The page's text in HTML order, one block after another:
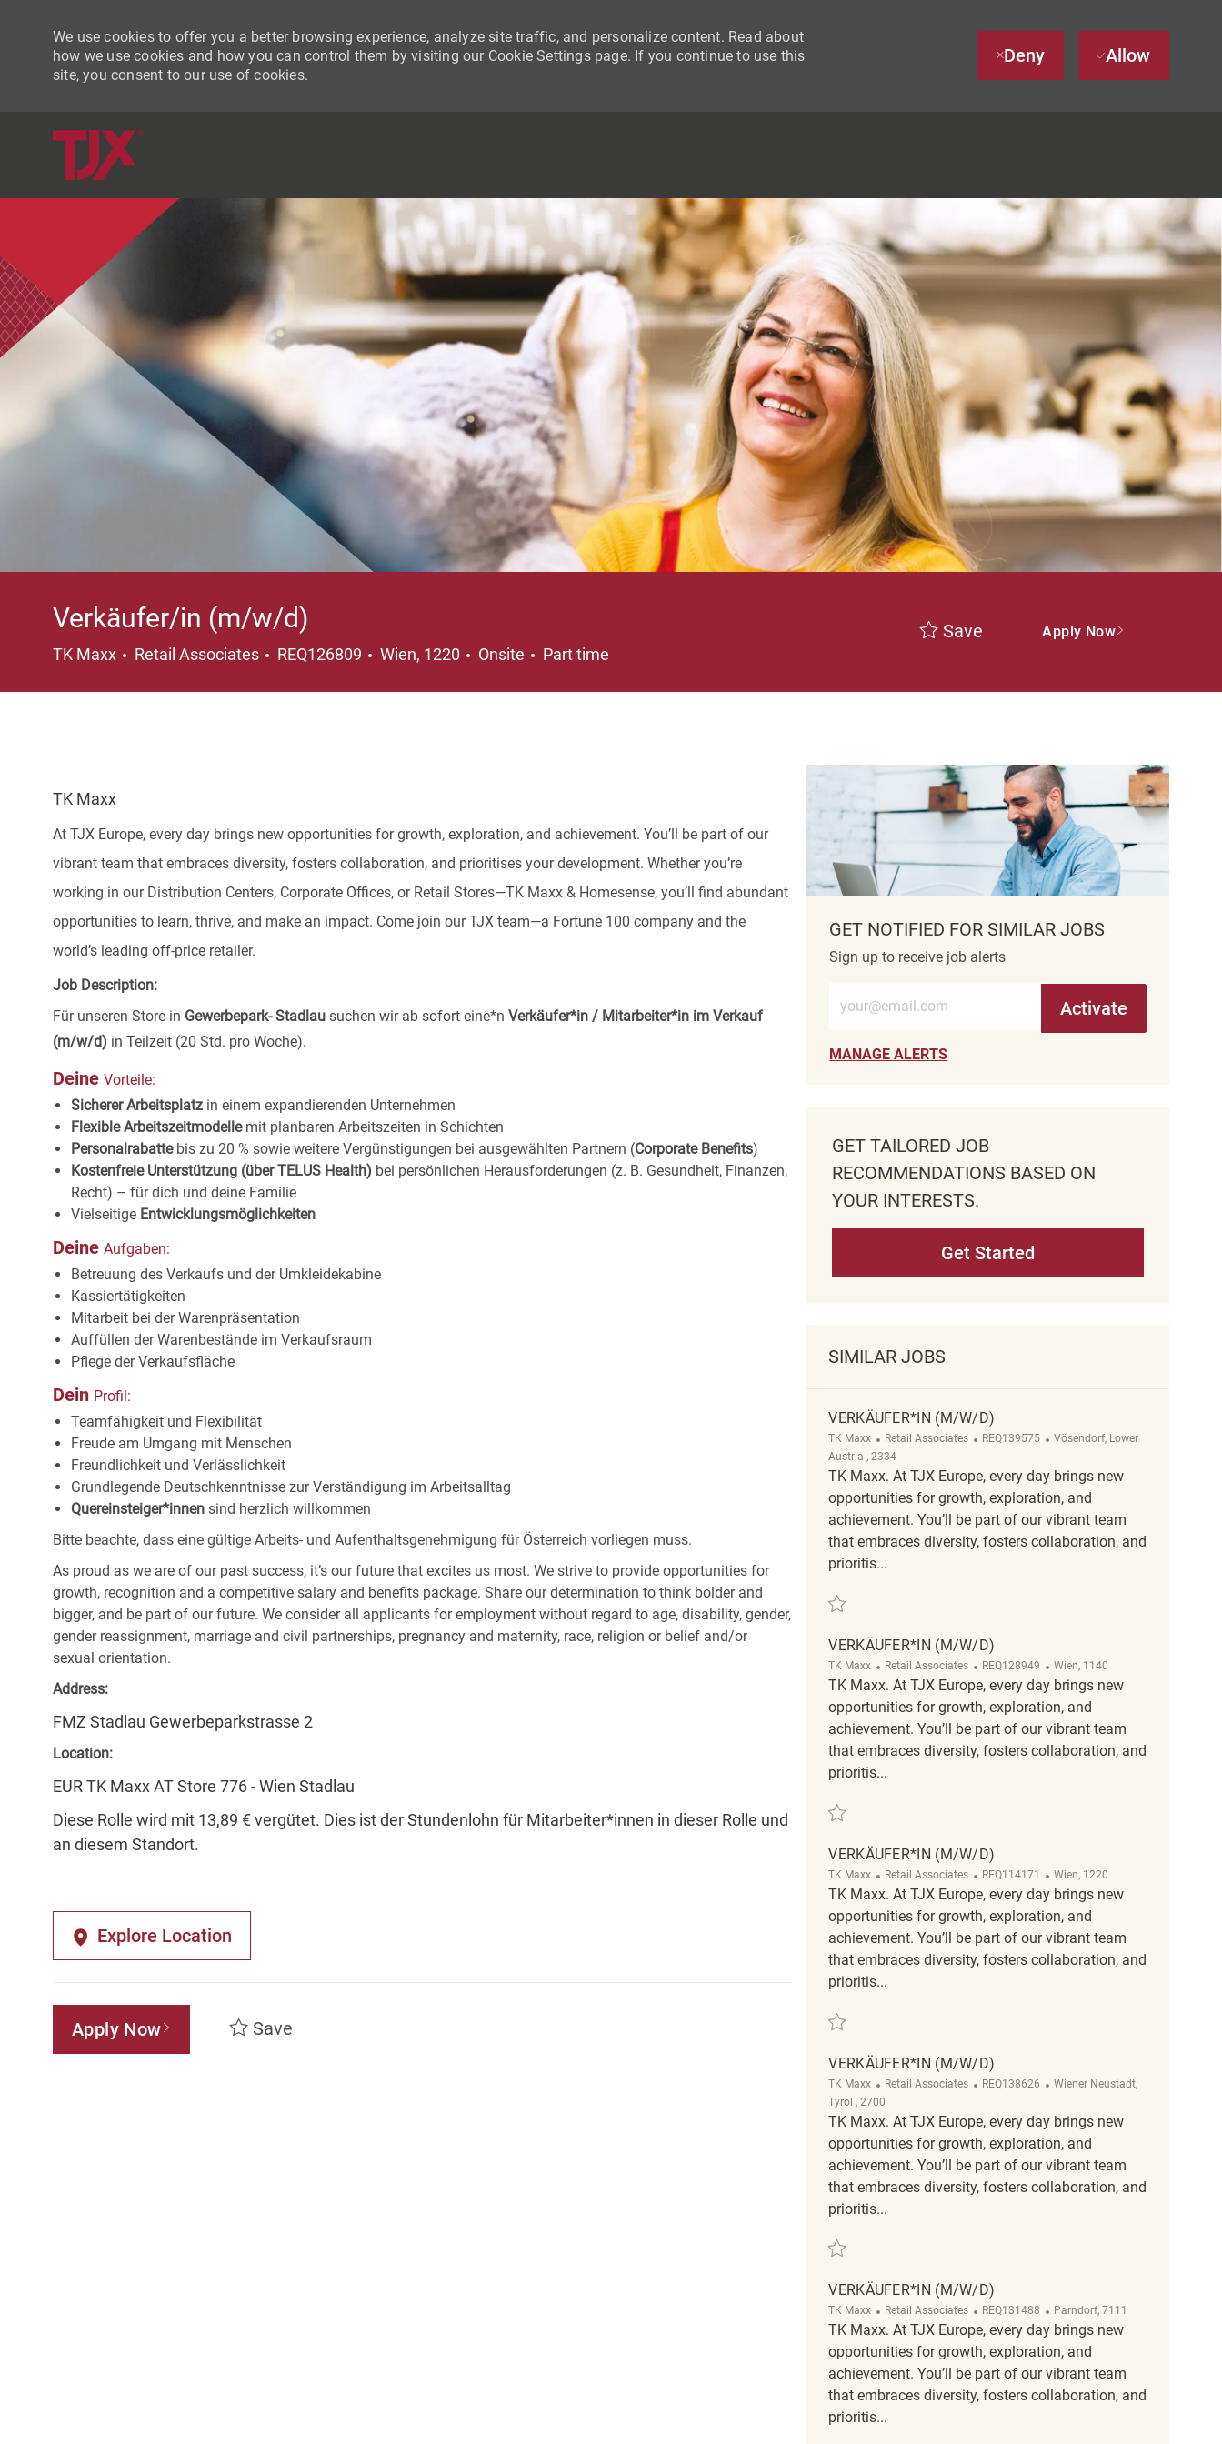
We use cookies to offer you a better browsing experience, analyze site traffic, and personalize content. Read about
how we use cookies and how you can control them by visiting our Cookie Settings page. If you continue to use this
site, you consent to our use of cookies.
Deny Allow
Verkäufer/in (m/w/d)
TK Maxx Category
Retail Associates REQ126809 Location
Wien, 1220 Onsite Job Type
Part time
Save Apply Now
TK Maxx
At TJX Europe, every day brings new opportunities for growth, exploration, and achievement. You’ll be part of our
vibrant team that embraces diversity, fosters collaboration, and prioritises your development. Whether you’re
working in our Distribution Centers, Corporate Offices, or Retail Stores—TK Maxx & Homesense, you’ll find abundant
opportunities to learn, thrive, and make an impact. Come join our TJX team—a Fortune 100 company and the
world’s leading off-price retailer.
Job Description:
Für unseren Store in Gewerbepark- Stadlau suchen wir ab sofort eine*n Verkäufer*in / Mitarbeiter*in im Verkauf
(m/w/d) in Teilzeit (20 Std. pro Woche).
Deine Vorteile:
Sicherer Arbeitsplatz in einem expandierenden Unternehmen
Flexible Arbeitszeitmodelle mit planbaren Arbeitszeiten in Schichten
Personalrabatte bis zu 20 % sowie weitere Vergünstigungen bei ausgewählten Partnern (Corporate Benefits)
Kostenfreie Unterstützung (über TELUS Health) bei persönlichen Herausforderungen (z. B. Gesundheit, Finanzen,
Recht) – für dich und deine Familie
Vielseitige Entwicklungsmöglichkeiten
Deine Aufgaben:
Betreuung des Verkaufs und der Umkleidekabine
Kassiertätigkeiten
Mitarbeit bei derWarenpräsentation
Auffüllen der Warenbestände im Verkaufsraum
Pflege derVerkaufsfläche
Dein Profil:
Teamfähigkeit und Flexibilität
Freude am Umgang mit Menschen
Freundlichkeit und Verlässlichkeit
Grundlegende Deutschkenntnisse zur Verständigung im Arbeitsalltag
Quereinsteiger*innen sind herzlich willkommen
Bitte beachte, dass eine gültige Arbeits- und Aufenthaltsgenehmigung für Österreich vorliegen muss.
As proud as we are of our past success, it’s our future that excites us most. We strive to provide opportunities for
growth, recognition and a competitive salary and benefits package. Share our determination to think bolder and
bigger, and be part of our future. We consider all applicants for employment without regard to age, disability, gender,
gender reassignment, marriage and civil partnerships, pregnancy and maternity, race, religion or belief and/or
sexual orientation.
Address:
FMZ Stadlau Gewerbeparkstrasse 2
Location:
EUR TK Maxx AT Store 776 - Wien Stadlau
Diese Rolle wird mit 13,89 € vergütet. Dies ist der Stundenlohn für Mitarbeiter*innen in dieser Rolle und
an diesem Standort.
Explore Location
Apply Now Save
GET NOTIFIED FOR SIMILAR JOBS
Sign up to receive job alerts
Activate
MANAGE ALERTS
GET TAILORED JOB
RECOMMENDATIONS BASED ON
YOUR INTERESTS.
Get Started
SIMILAR JOBS
VERKÄUFER*IN (M/W/D)
TK Maxx Category
Retail Associates ReqId
REQ139575 Location
Vösendorf, Lower
Austria , 2334
TK Maxx. At TJX Europe, every day brings new
opportunities for growth, exploration, and
achievement. You’ll be part of our vibrant team
that embraces diversity, fosters collaboration, and
prioritis...
Save Verkäufer*in (m/w/d) REQ139575
VERKÄUFER*IN (M/W/D)
TK Maxx Category
Retail Associates ReqId
REQ128949 Location
Wien, 1140
TK Maxx. At TJX Europe, every day brings new
opportunities for growth, exploration, and
achievement. You’ll be part of our vibrant team
that embraces diversity, fosters collaboration, and
prioritis...
Save Verkäufer*in (m/w/d) REQ128949
VERKÄUFER*IN (M/W/D)
TK Maxx Category
Retail Associates ReqId
REQ114171 Location
Wien, 1220
TK Maxx. At TJX Europe, every day brings new
opportunities for growth, exploration, and
achievement. You’ll be part of our vibrant team
that embraces diversity, fosters collaboration, and
prioritis...
Save Verkäufer*in (m/w/d) REQ114171
VERKÄUFER*IN (M/W/D)
TK Maxx Category
Retail Associates ReqId
REQ138626 Location
Wiener Neustadt,
Tyrol , 2700
TK Maxx. At TJX Europe, every day brings new
opportunities for growth, exploration, and
achievement. You’ll be part of our vibrant team
that embraces diversity, fosters collaboration, and
prioritis...
Save Verkäufer*in (m/w/d) REQ138626
VERKÄUFER*IN (M/W/D)
TK Maxx Category
Retail Associates ReqId
REQ131488 Location
Parndorf, 7111
TK Maxx. At TJX Europe, every day brings new
opportunities for growth, exploration, and
achievement. You’ll be part of our vibrant team
that embraces diversity, fosters collaboration, and
prioritis...